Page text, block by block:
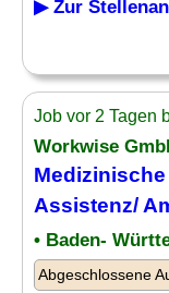
▶ Zur
Job vor 2 Tagen
Workwise
Medizinische
Assistenz/
• Baden-
Abgeschlossene